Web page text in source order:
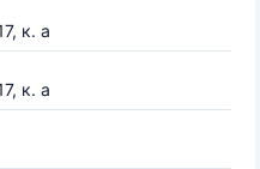
к. а
к. а